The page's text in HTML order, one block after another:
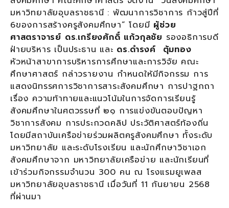
มหาวิทยาลัยอุบลราชธานี : พัฒนาการวิชาการ ก้าวสู่ปีที่
6ของการสร้างครูสังคมศึกษา” โดยมี ผู้ช่วย
ศาสตราจารย์ ดร.เกรียงศักดิ์ แก้วกุลชัย รองอธิการบดี
ฝ่ายบริหาร เป็นประธาน และ ดร.ดำรงค์ ตุ้มทอง
หัวหน้าสาขาการบริหารการศึกษาและการวิจัย คณะ
ศึกษาศาสตร์ กล่าวรายงาน กำหนดให้มีกิจกรรม การ
แสดงนิทรรศการวิชาการสาระสังคมศึกษา การปาฐกถา
เรื่อง ความท้าทายและแนวโน้มในการจัดการเรียนรู้
สังคมศึกษาในศตวรรษที่ ๒๑ การแข่งขันตอบปัญหา
วิชาการสังคม การประกวดคลิป ประวัติศาสตร์ท้องถิ่น
โดยมีสถาบันเครือข่ายร่วมผลิตครูสังคมศึกษา ทั้งระดับ
มหาวิทยาลัย และระดับโรงเรียน และนักศึกษาวิชาเอก
สังคมศึกษาจาก มหาวิทยาลัยเครือข่าย และนักเรียนที่
เข้าร่วมกิจกรรมจำนวน 300 คน ณ โรงแรมยูเพลส
มหาวิทยาลัยอุบลราชธานี เมื่อวันที่ 11 กันยายน 2568
ที่ผ่านมา